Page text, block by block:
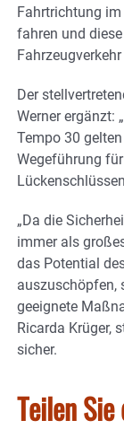
Fahrtrichtung
fahren und
Der
Werner ergänzt:
Tempo 30
Wegeführung
„Da die
immer als
das Potential
auszuschöpfen,
geeignete
Ricarda Krüger,
sicher.
Teilen